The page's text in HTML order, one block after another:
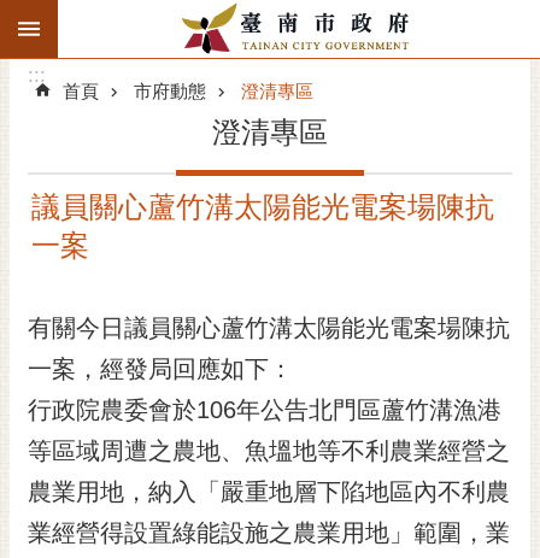
跳到主要內容區塊
搜
階
精彩府城
市府團隊
主題服務
市政資訊
市民互動
:::
:::
首頁 市府動態 澄清專區
澄清專區
議員關心蘆竹溝太陽能光電案場陳抗
一案
有關今日議員關心蘆竹溝太陽能光電案場陳抗
一案，經發局回應如下：
行政院農委會於106年公告北門區蘆竹溝漁港
等區域周遭之農地、魚塭地等不利農業經營之
農業用地，納入「嚴重地層下陷地區內不利農
業經營得設置綠能設施之農業用地」範圍，業